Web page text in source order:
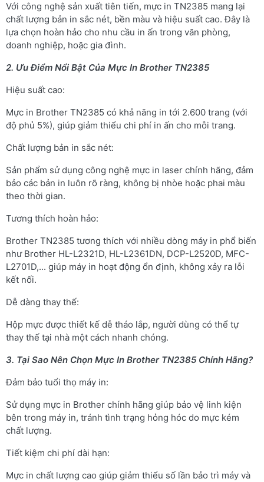
Với công nghệ sản xuất tiên tiến, mực in TN2385 mang lại
chất lượng bản in sắc nét, bền màu và hiệu suất cao. Đây là
lựa chọn hoàn hảo cho nhu cầu in ấn trong văn phòng,
doanh nghiệp, hoặc gia đình.
2. Ưu Điểm Nổi Bật Của Mực In Brother TN2385
Hiệu suất cao:
Mực in Brother TN2385 có khả năng in tới 2.600 trang (với
độ phủ 5%), giúp giảm thiểu chi phí in ấn cho mỗi trang.
Chất lượng bản in sắc nét:
Sản phẩm sử dụng công nghệ mực in laser chính hãng, đảm
bảo các bản in luôn rõ ràng, không bị nhòe hoặc phai màu
theo thời gian.
Tương thích hoàn hảo:
Brother TN2385 tương thích với nhiều dòng máy in phổ biến
như Brother HL-L2321D, HL-L2361DN, DCP-L2520D, MFC-
L2701D,... giúp máy in hoạt động ổn định, không xảy ra lỗi
kết nối.
Dễ dàng thay thế:
Hộp mực được thiết kế dễ tháo lắp, người dùng có thể tự
thay thế tại nhà một cách nhanh chóng.
3. Tại Sao Nên Chọn Mực In Brother TN2385 Chính Hãng?
Đảm bảo tuổi thọ máy in:
Sử dụng mực in Brother chính hãng giúp bảo vệ linh kiện
bên trong máy in, tránh tình trạng hỏng hóc do mực kém
chất lượng.
Tiết kiệm chi phí dài hạn:
Mực in chất lượng cao giúp giảm thiểu số lần bảo trì máy và